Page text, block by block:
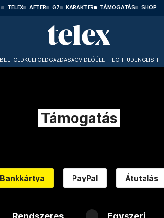
TELEX AFTER G7 KARAKTER TÁMOGATÁS SHOP
BELFÖLDKÜLFÖLDGAZDASÁGVIDEÓÉLETTECHTUDENGLISH
Támogatás
Bankkártya PayPal Átutalás
Rendszeres Egyszeri